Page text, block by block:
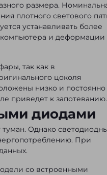
размера.
плотного светового
устанавливать более
компьютера и деформации
так как в
цоколя
низко и постоянно
приведет к запотеванию.
диодами
Однако
При
со встроенными